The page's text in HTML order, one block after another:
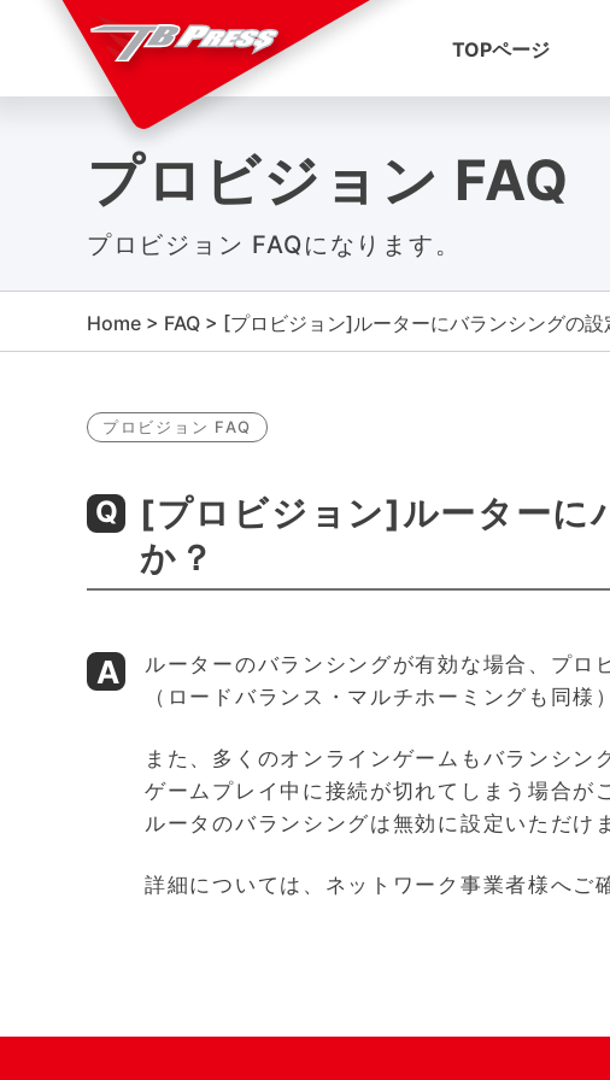
TOPページ
プロビジョン FAQ
プロビジョン FAQになります。
Home > FAQ > [プロビジョン]ルーターにバランシングの
プロビジョン FAQ
[プロビジョン]ルーターに
か？
ルーターのバランシングが有効な場合、プ
（ロードバランス・マルチホーミングも同様）
また、多くのオンラインゲームもバランシン
ゲームプレイ中に接続が切れてしまう場合が
ルータのバランシングは無効に設定いただけ
詳細については、ネットワーク事業者様へご